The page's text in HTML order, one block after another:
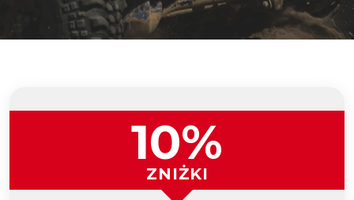
10%
ZNIŻKI